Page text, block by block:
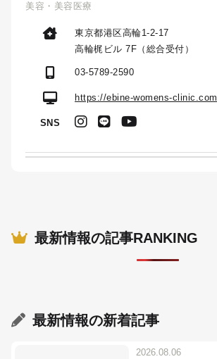
美容・美容医療
東京都港区高輪1-2-17
高輪梶ビル 7F（総合受付）
03-5789-2590
https://ebine-womens-clinic.com
SNS
最新情報の記事RANKING
最新情報の新着記事
2026.08.06